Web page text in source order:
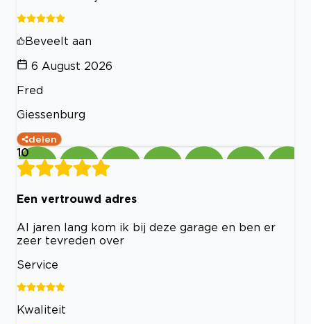
Beveelt aan
6 August 2026
Fred
Giessenburg
delen
10
Een vertrouwd adres
Al jaren lang kom ik bij deze garage en ben er
zeer tevreden over
Service
Kwaliteit